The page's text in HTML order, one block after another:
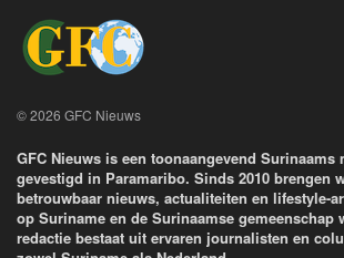
© 2026 GFC Nieuws
GFC Nieuws is een toonaangevend Surinaams
gevestigd in Paramaribo. Sinds 2010 brengen
betrouwbaar nieuws, actualiteiten en lifestyle-
op Suriname en de Surinaamse gemeenschap
redactie bestaat uit ervaren journalisten en